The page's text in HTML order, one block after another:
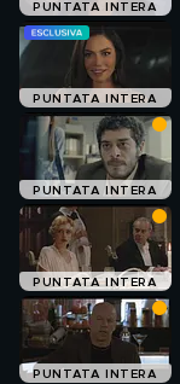
PUNTATA INTERA
PUNTATA INTERA
PUNTATA INTERA
PUNTATA INTERA
PUNTATA INTERA